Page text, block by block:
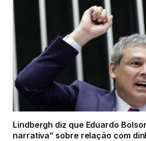
Lindbergh diz que Eduardo
narrativa” sobre relação com